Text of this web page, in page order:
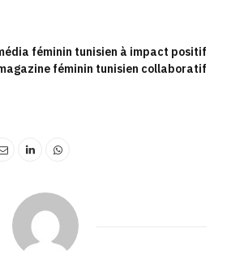
féminin tunisien à impact positif
féminin tunisien collaboratif